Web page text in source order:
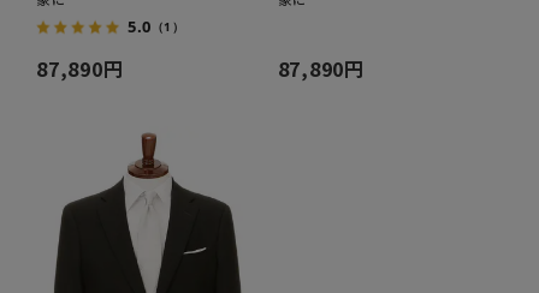
5.0 （1）
87,890円 87,890円